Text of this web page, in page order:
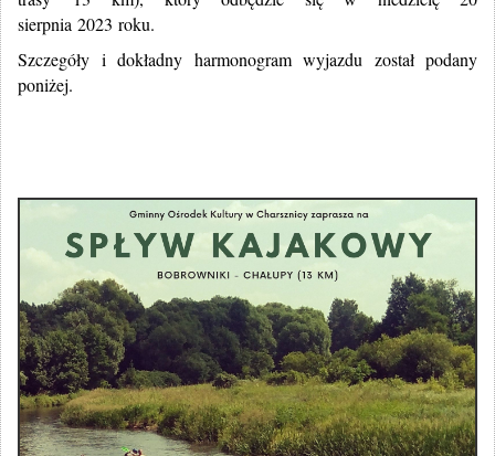
sierpnia 2023 roku.
Szczegóły i dokładny harmonogram wyjazdu został podany
poniżej.